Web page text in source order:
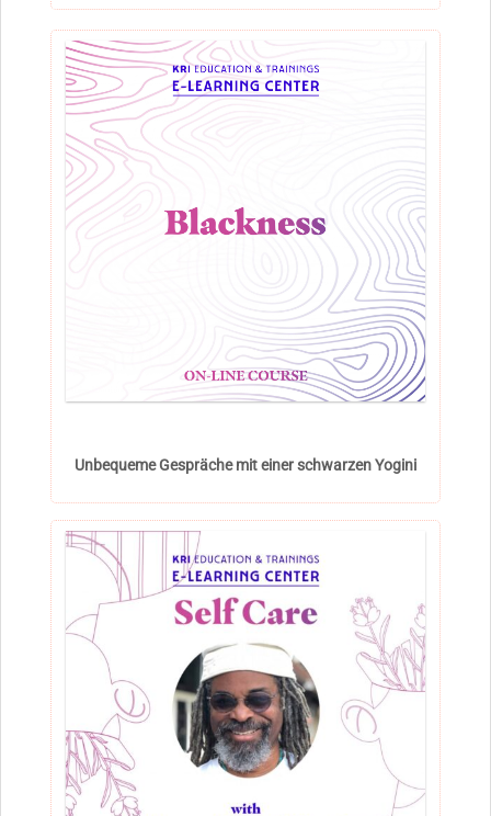
Unbequeme Gespräche mit einer schwarzen Yogini